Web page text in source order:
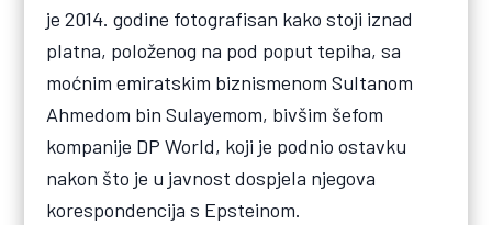
je 2014. godine fotografisan kako stoji iznad
platna, položenog na pod poput tepiha, sa
moćnim emiratskim biznismenom Sultanom
Ahmedom bin Sulayemom, bivšim šefom
kompanije DP World, koji je podnio ostavku
nakon što je u javnost dospjela njegova
korespondencija s Epsteinom.